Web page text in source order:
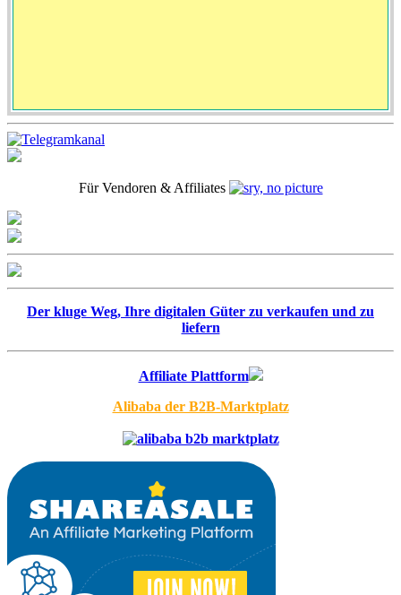
Für Vendoren & Affiliates
Der kluge Weg, Ihre digitalen Güter zu verkaufen und zu
liefern
Affiliate Plattform
Alibaba der B2B-Marktplatz